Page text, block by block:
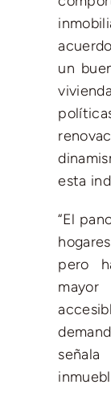
un
esta
“El
pero